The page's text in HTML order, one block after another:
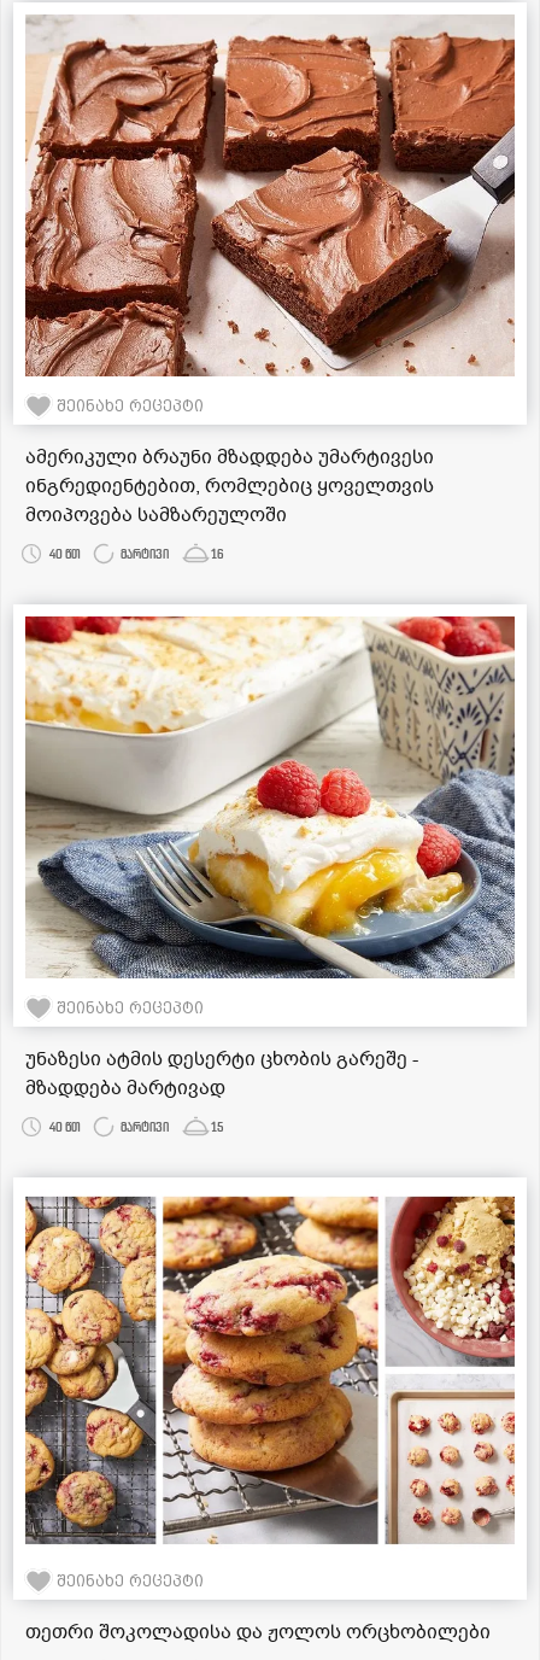
შეინახე რეცეპტი
ამერიკული ბრაუნი მზადდება უმარტივესი
ინგრედიენტებით, რომლებიც ყოველთვის
მოიპოვება სამზარეულოში
40 წთ მარტივი 16
შეინახე რეცეპტი
უნაზესი ატმის დესერტი ცხობის გარეშე -
მზადდება მარტივად
40 წთ მარტივი 15
შეინახე რეცეპტი
თეთრი შოკოლადისა და ჟოლოს ორცხობილები